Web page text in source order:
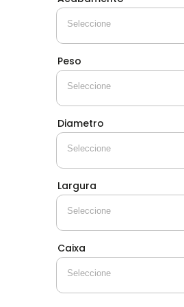
Peso
Diametro
Largura
Caixa